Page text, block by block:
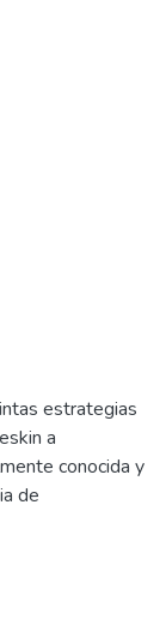
estrategias
a
conocida y
de